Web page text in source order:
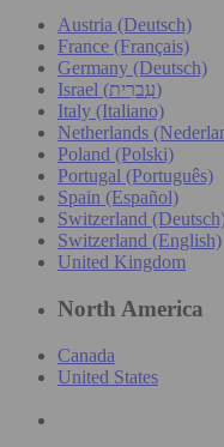
Austria (Deutsch)
France (Français)
Germany (Deutsch)
Israel (עִברִית)
Italy (Italiano)
Netherlands
Poland (Polski)
Portugal (Português)
Spain (Español)
Switzerland
Switzerland (English)
United Kingdom
North America
Canada
United States